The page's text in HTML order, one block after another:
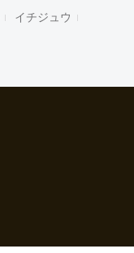
イチジュウ